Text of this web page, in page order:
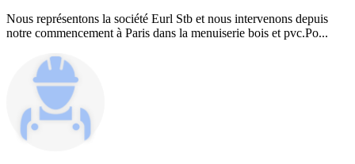
Nous représentons la société Eurl Stb et nous intervenons depuis
notre commencement à Paris dans la menuiserie bois et pvc.Po...